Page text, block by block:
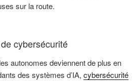
sur la route.
cybersécurité
autonomes deviennent de plus en
des systèmes d’IA, cybersécurité